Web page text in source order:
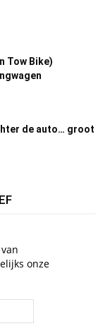
Tow Bike)
de auto… groot
onze